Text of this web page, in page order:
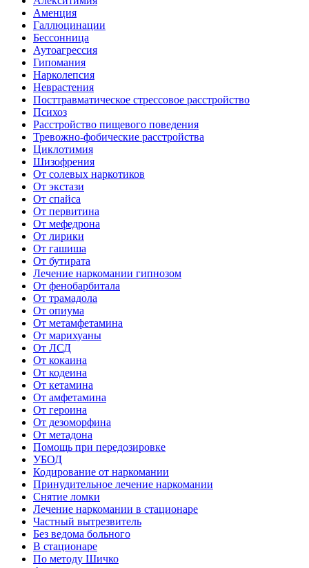
Аменция
Галлюцинации
Бессонница
Аутоагрессия
Гипомания
Нарколепсия
Неврастения
Посттравматическое стрессовое расстройство
Психоз
Расстройство пищевого поведения
Тревожно-фобические расстройства
Циклотимия
Шизофрения
От солевых наркотиков
От экстази
От спайса
От первитина
От мефедрона
От лирики
От гашиша
От бутирата
Лечение наркомании гипнозом
От фенобарбитала
От трамадола
От опиума
От метамфетамина
От марихуаны
От ЛСД
От кокаина
От кодеина
От кетамина
От амфетамина
От героина
От дезоморфина
От метадона
Помощь при передозировке
УБОД
Кодирование от наркомании
Принудительное лечение наркомании
Снятие ломки
Лечение наркомании в стационаре
Частный вытрезвитель
Без ведома больного
В стационаре
По методу Шичко